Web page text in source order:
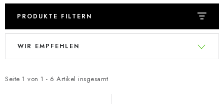
PRODUKTE FILTERN
L
t
Seite 1 von 1 - 6 Artikel insgesamt
P
d
WIR EMPFEHLEN